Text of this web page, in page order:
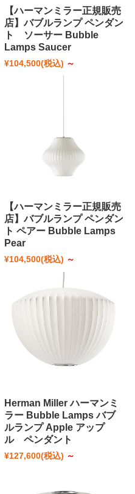
【ハーマンミラー正規販売
店】バブルランプ ペンダン
ト ソーサー Bubble
Lamps Saucer
¥104,500(税込) ～
【ハーマンミラー正規販売
店】バブルランプ ペンダン
ト ペアー Bubble Lamps
Pear
¥104,500(税込) ～
Herman Miller ハーマンミ
ラー Bubble Lamps バブ
ルランプ Apple アップ
ル ペンダント
¥127,600(税込) ～